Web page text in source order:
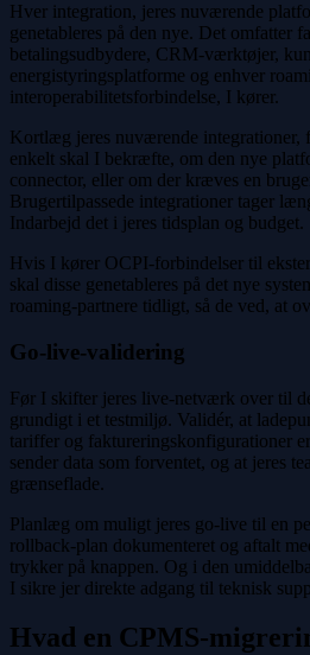
Hver integration, jeres nuværende
genetableres på den nye. Det omfatter
betalingsudbydere, CRM-værktøjer,
energistyringsplatforme og enhver
interoperabilitetsforbindelse, I kører.
Kortlæg jeres nuværende integrationer,
enkelt skal I bekræfte, om den nye
connector, eller om der kræves en
Brugertilpassede integrationer tager
Indarbejd det i jeres tidsplan og budget.
Hvis I kører OCPI-forbindelser til
skal disse genetableres på det nye
roaming-partnere tidligt, så de ved, at
Go-live-validering
Før I skifter jeres live-netværk over til
grundigt i et testmiljø. Validér, at
tariffer og faktureringskonfigurationer
sender data som forventet, og at jeres
grænseflade.
Planlæg om muligt jeres go-live til en
rollback-plan dokumenteret og aftalt
trykker på knappen. Og i den
I sikre jer direkte adgang til teknisk
Hvad en CPMS-